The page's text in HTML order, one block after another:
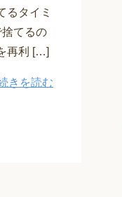
るタイミ
てるの
再利 […]
きを読む